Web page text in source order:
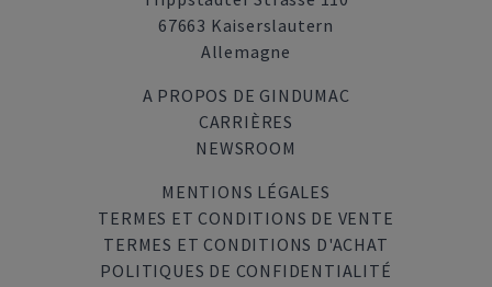
67663 Kaiserslautern
Allemagne
A PROPOS DE GINDUMAC
CARRIÈRES
NEWSROOM
MENTIONS LÉGALES
TERMES ET CONDITIONS DE VENTE
TERMES ET CONDITIONS D'ACHAT
POLITIQUES DE CONFIDENTIALITÉ